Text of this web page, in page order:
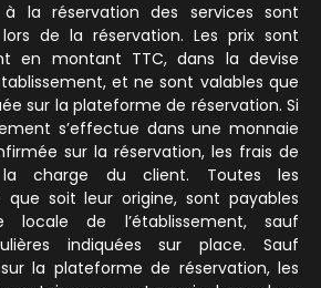
la réservation des services sont
de la réservation. Les prix sont
en montant TTC, dans la devise
et ne sont valables que
sur la plateforme de réservation. Si
s’effectue dans une monnaie
sur la réservation, les frais de
charge du client. Toutes les
que soit leur origine, sont payables
locale de l’établissement, sauf
indiquées sur place. Sauf
la plateforme de réservation, les